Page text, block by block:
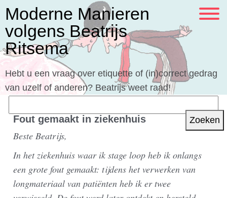
Moderne Manieren
volgens Beatrijs
Ritsema
Hebt u een vraag over etiquette of (in)correct gedrag
van uzelf of anderen? Beatrijs weet raad!
naar:Fout gemaakt in ziekenhuis
Beste Beatrijs,
In het ziekenhuis waar ik stage loop heb ik onlangs
een grote fout gemaakt: tijdens het verwerken van
longmateriaal van patiënten heb ik er twee